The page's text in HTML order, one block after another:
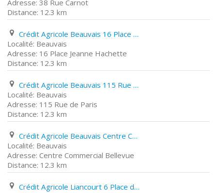
38 Rue Carnot
12.3 km
Crédit Agricole Beauvais 16 Place Jeanne Hachette
Beauvais
16 Place Jeanne Hachette
12.3 km
Crédit Agricole Beauvais 115 Rue de Paris
Beauvais
115 Rue de Paris
12.3 km
Crédit Agricole Beauvais Centre Commercial Bellevue
Beauvais
Centre Commercial Bellevue
12.3 km
Crédit Agricole Liancourt 6 Place de La Rochefoucault